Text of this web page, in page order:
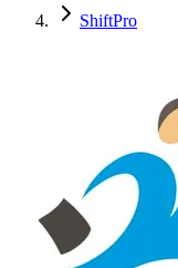
ShiftPro